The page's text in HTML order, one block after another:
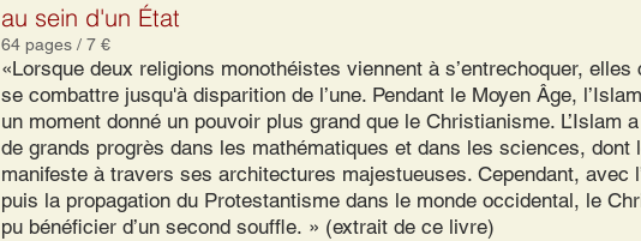
au sein d'un État
64 pages / 7 €
«Lorsque deux religions monothéistes viennent à s’entrechoquer, elles
se combattre jusqu'à disparition de l’une. Pendant le Moyen Âge,
un moment donné un pouvoir plus grand que le Christianisme. L’Islam
de grands progrès dans les mathématiques et dans les sciences, dont
manifeste à travers ses architectures majestueuses. Cependant, avec
puis la propagation du Protestantisme dans le monde occidental, le
pu bénéficier d’un second souffle. » (extrait de ce livre)